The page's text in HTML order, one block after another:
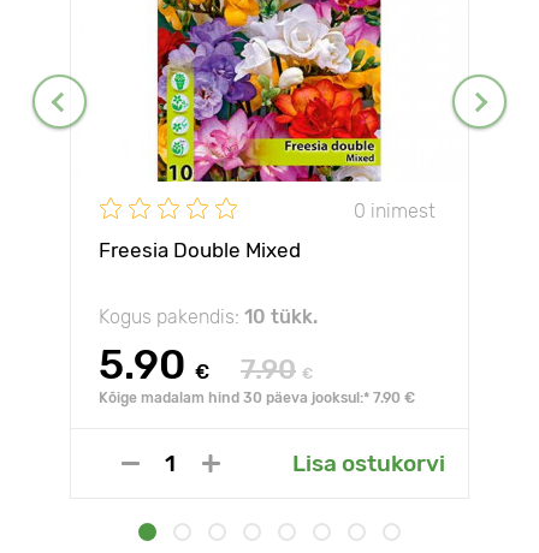
0 inimest
Freesia Double Mixed
Kogus pakendis: 10 tükk.
5.90 € 7.90 €
Kõige madalam hind 30 päeva jooksul:* 7.90 €
Lisa ostukorvi